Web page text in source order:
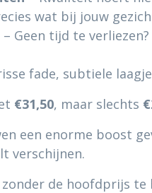
wat bij jouw
– Geen tijd te
fade, subtiele
€31,50, maar slechts
een enorme boost
verschijnen.
de hoofdprijs